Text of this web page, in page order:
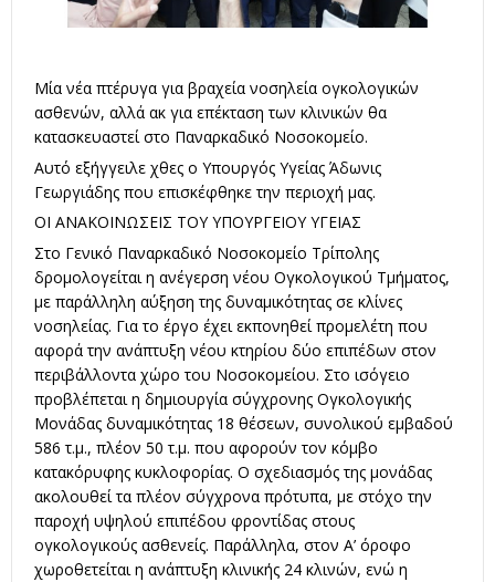
Μία νέα πτέρυγα για βραχεία νοσηλεία ογκολογικών
ασθενών, αλλά ακ για επέκταση των κλινικών θα
κατασκευαστεί στο Παναρκαδικό Νοσοκομείο.
Αυτό εξήγγειλε χθες ο Υπουργός Υγείας Άδωνις
Γεωργιάδης που επισκέφθηκε την περιοχή μας.
ΟΙ ΑΝΑΚΟΙΝΩΣΕΙΣ ΤΟΥ ΥΠΟΥΡΓΕΙΟΥ ΥΓΕΙΑΣ
Στο Γενικό Παναρκαδικό Νοσοκομείο Τρίπολης
δρομολογείται η ανέγερση νέου Ογκολογικού Τμήματος,
με παράλληλη αύξηση της δυναμικότητας σε κλίνες
νοσηλείας. Για το έργο έχει εκπονηθεί προμελέτη που
αφορά την ανάπτυξη νέου κτηρίου δύο επιπέδων στον
περιβάλλοντα χώρο του Νοσοκομείου. Στο ισόγειο
προβλέπεται η δημιουργία σύγχρονης Ογκολογικής
Μονάδας δυναμικότητας 18 θέσεων, συνολικού εμβαδού
586 τ.μ., πλέον 50 τ.μ. που αφορούν τον κόμβο
κατακόρυφης κυκλοφορίας. Ο σχεδιασμός της μονάδας
ακολουθεί τα πλέον σύγχρονα πρότυπα, με στόχο την
παροχή υψηλού επιπέδου φροντίδας στους
ογκολογικούς ασθενείς. Παράλληλα, στον Α’ όροφο
χωροθετείται η ανάπτυξη κλινικής 24 κλινών, ενώ η